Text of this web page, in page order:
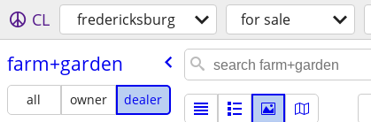
CL fredericksburg for sale
farm+garden
all owner
dealer